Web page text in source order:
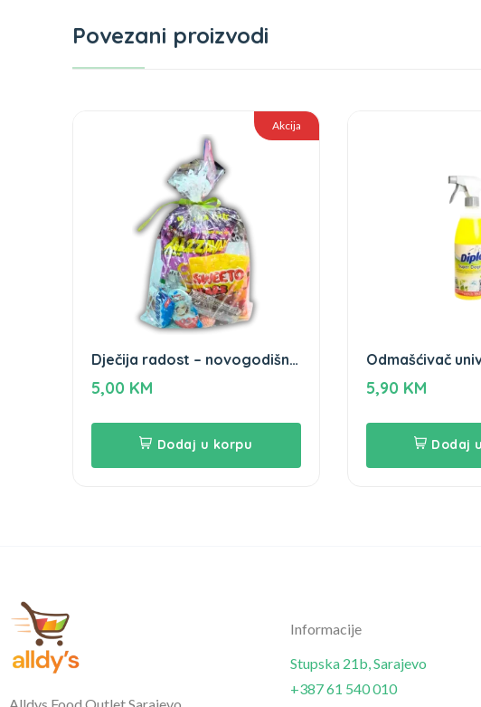
Povezani proizvodi
Akcija
Dječija radost – novogodišnji
paketić
5,00 KM
Dodaj u korpu
Odmašćivač
750ml
5,90 KM
Dodaj
Informacije
Stupska 21b, Sarajevo
+387 61 540 010